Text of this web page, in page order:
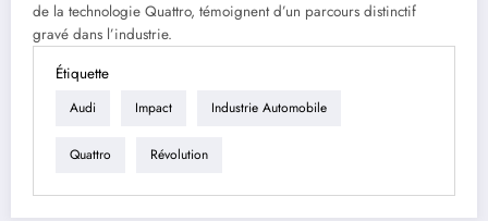
de la technologie Quattro, témoignent d’un parcours distinctif
gravé dans l’industrie.
Étiquette
Audi Impact Industrie Automobile
Quattro Révolution